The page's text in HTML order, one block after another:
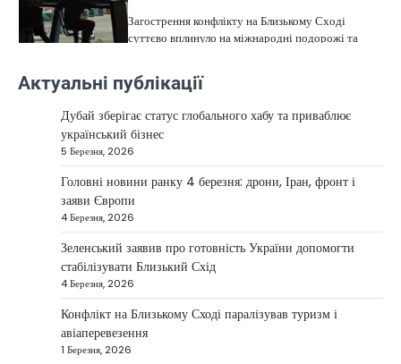
Загострення конфлікту на Близькому Сході
суттєво вплинуло на міжнародні подорожі та
НОВИНИ
США не відкидають можливість
удару по Ірану у разі провалу
переговорів
Kolomysheva Anastasiya
17 Червня,
2025
У США не виключають застосування сили проти
Ірану, якщо дипломатичні переговори не
принесуть бажаних результатів.…
Дубай зберігає статус глобального
хабу та приваблює український
бізнес
Актуальні публікації
Дубай зберігає статус глобального хабу та приваблює
український бізнес
5 Березня, 2026
Головні новини ранку 4 березня: дрони, Іран, фронт і
заяви Європи
4 Березня, 2026
Зеленський заявив про готовність України допомогти
стабілізувати Близький Схід
4 Березня, 2026
Конфлікт на Близькому Сході паралізував туризм і
авіаперевезення
1 Березня, 2026